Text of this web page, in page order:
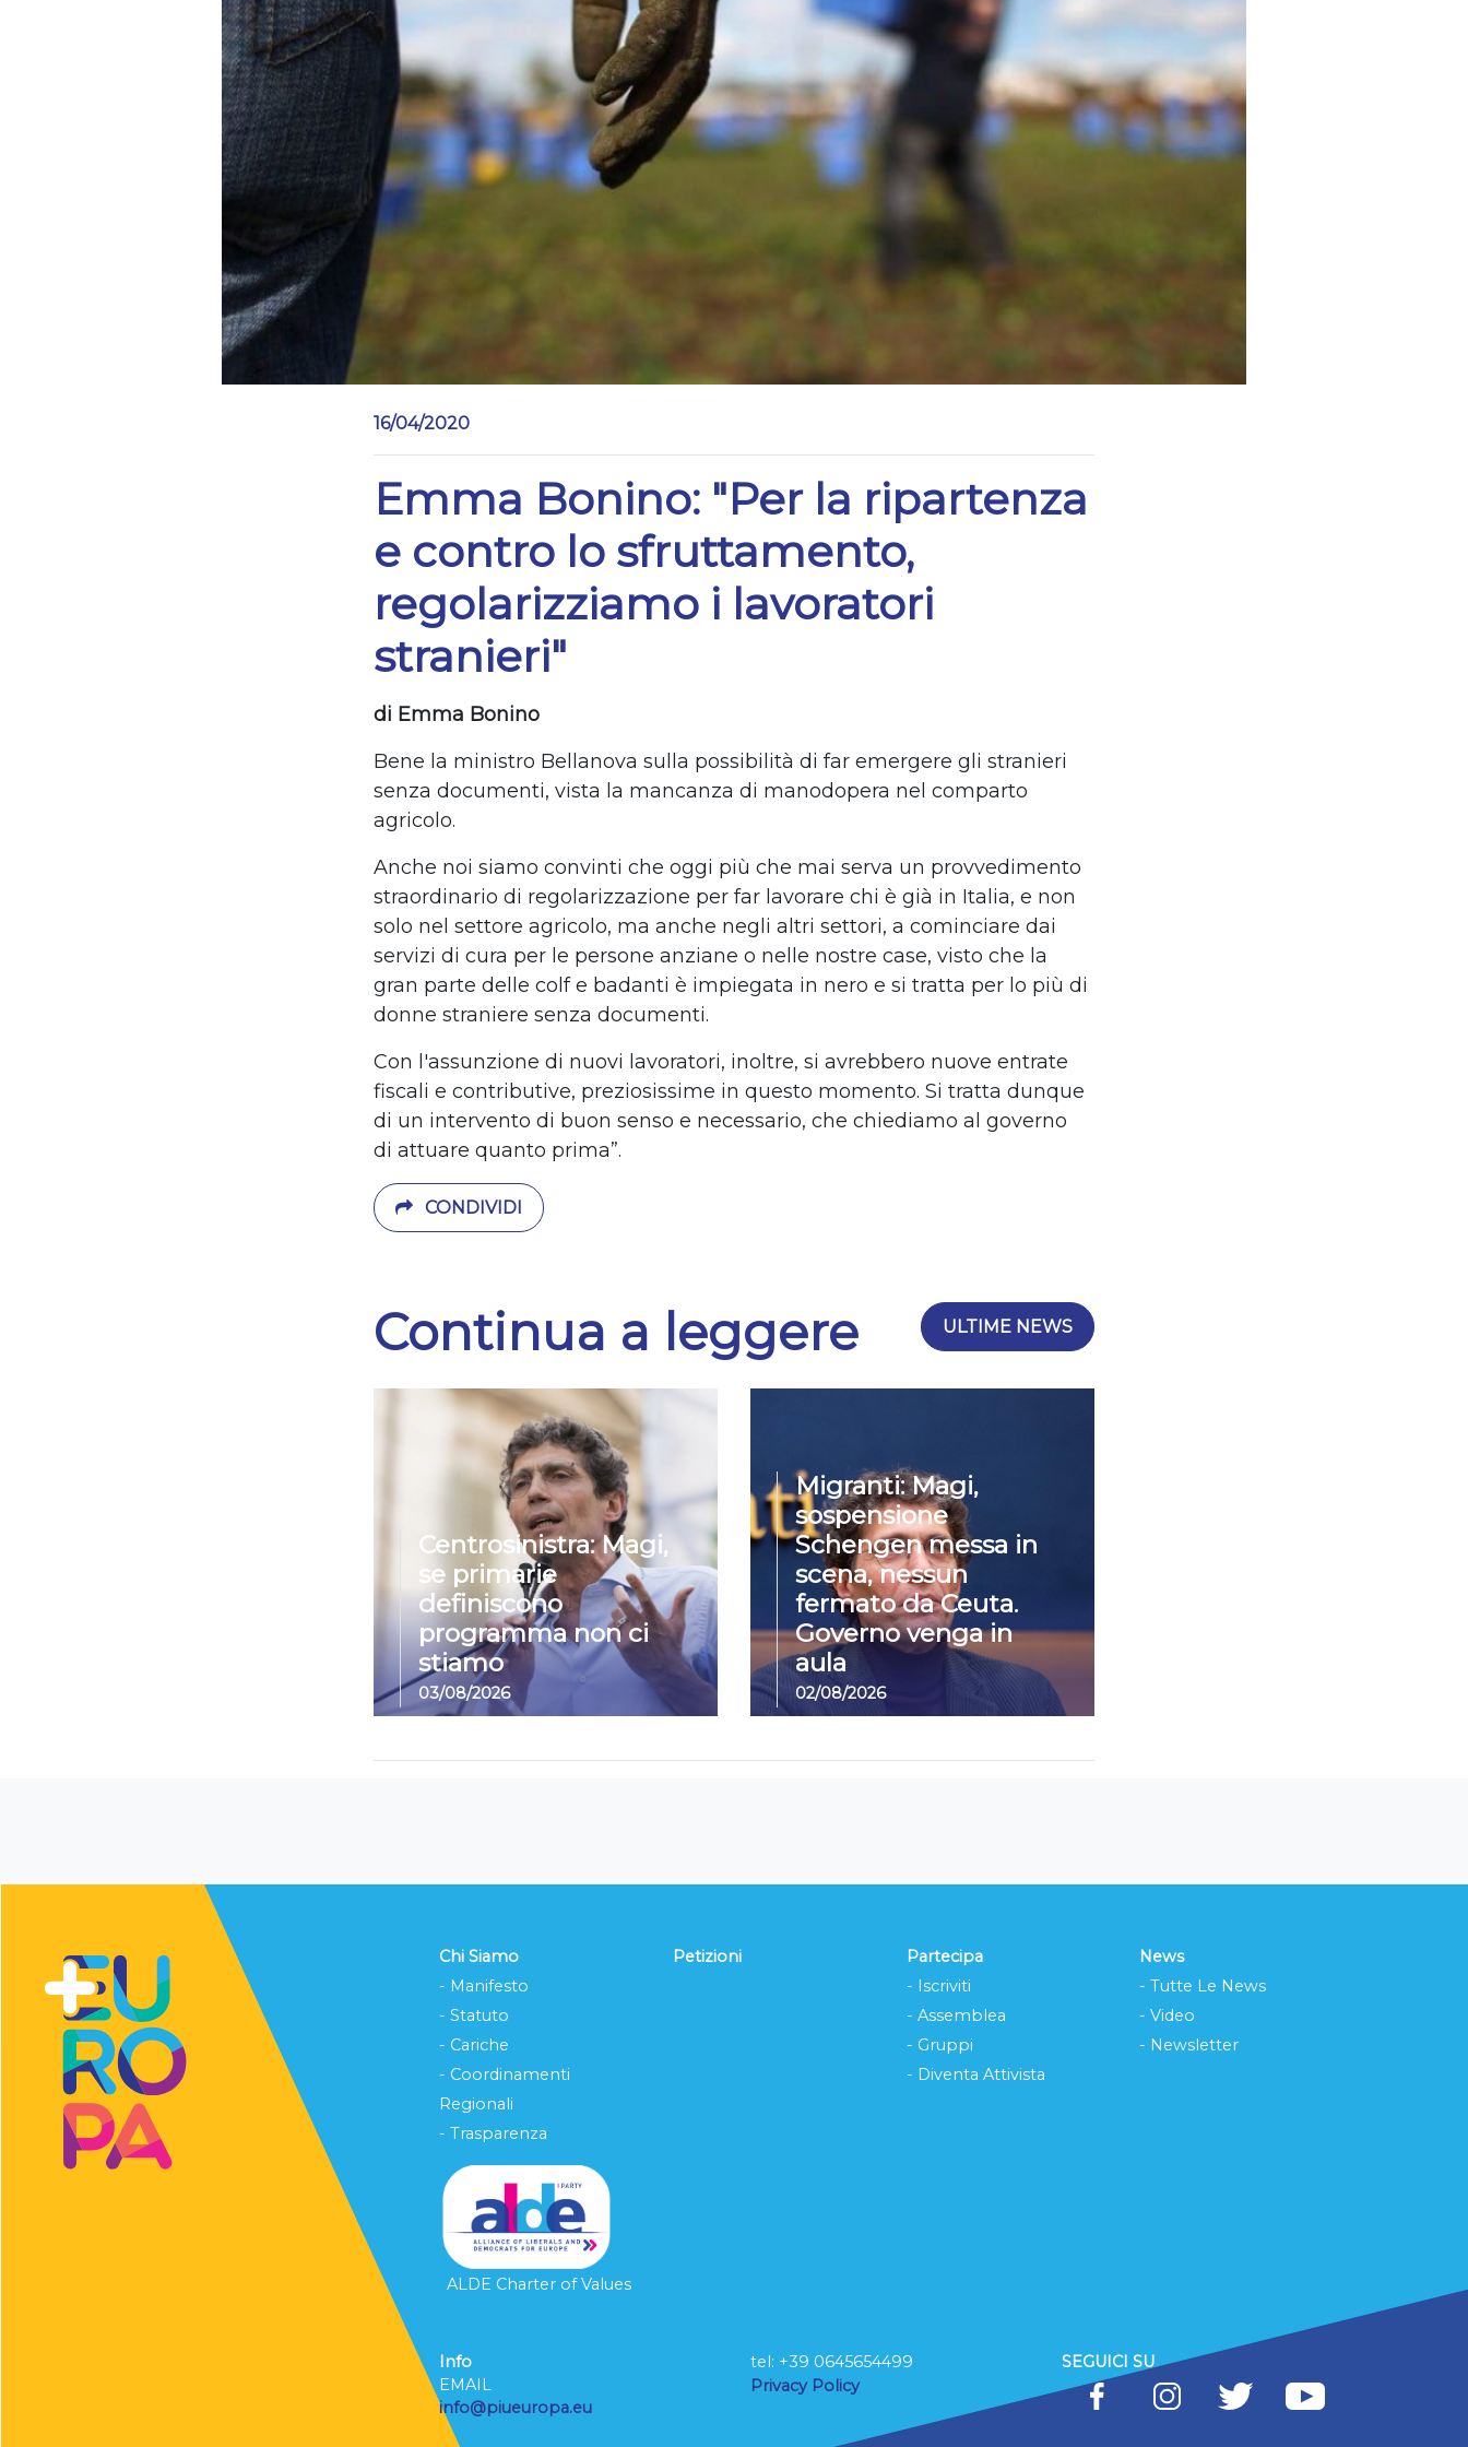
16/04/2020
Emma Bonino: "Per la ripartenza
e contro lo sfruttamento,
regolarizziamo i lavoratori
stranieri"
di Emma Bonino
Bene la ministro Bellanova sulla possibilità di far emergere gli stranieri
senza documenti, vista la mancanza di manodopera nel comparto
agricolo.
Anche noi siamo convinti che oggi più che mai serva un provvedimento
straordinario di regolarizzazione per far lavorare chi è già in Italia, e non
solo nel settore agricolo, ma anche negli altri settori, a cominciare dai
servizi di cura per le persone anziane o nelle nostre case, visto che la
gran parte delle colf e badanti è impiegata in nero e si tratta per lo più di
donne straniere senza documenti.
Con l'assunzione di nuovi lavoratori, inoltre, si avrebbero nuove entrate
fiscali e contributive, preziosissime in questo momento. Si tratta dunque
di un intervento di buon senso e necessario, che chiediamo al governo
di attuare quanto prima”.
CONDIVIDI
Continua a leggere ULTIME NEWS
Centrosinistra: Magi,
se primarie
definiscono
programma non ci
stiamo
03/08/2026
Migranti: Magi,
sospensione
Schengen messa in
scena, nessun
fermato da Ceuta.
Governo venga in
aula
02/08/2026
Chi Siamo
- Manifesto
- Statuto
- Cariche
- Coordinamenti
Regionali
- Trasparenza
ALDE Charter of Values
Petizioni
Partecipa
- Iscriviti
- Assemblea
- Gruppi
- Diventa Attivista
News
- Tutte Le News
- Video
- Newsletter
Info
EMAIL
info@piueuropa.eu
tel: ‭+39 0645654499
Privacy Policy
SEGUICI SU